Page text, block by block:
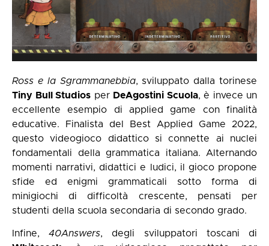
Ross e la Sgrammanebbia, sviluppato dalla torinese
Tiny Bull Studios per DeAgostini Scuola, è invece un
eccellente esempio di applied game con finalità
educative. Finalista del Best Applied Game 2022,
questo videogioco didattico si connette ai nuclei
fondamentali della grammatica italiana. Alternando
momenti narrativi, didattici e ludici, il gioco propone
sfide ed enigmi grammaticali sotto forma di
minigiochi di difficoltà crescente, pensati per
studenti della scuola secondaria di secondo grado.
Infine,40Answers, degli sviluppatori toscani di